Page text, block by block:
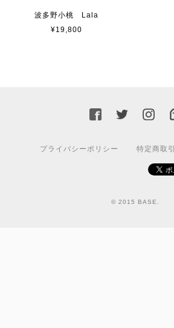
波多野小桃 Lala
¥19,800
プライバシーポリシー 特定商取
© 2015 BASE.